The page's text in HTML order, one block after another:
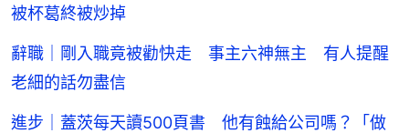
被杯葛終被炒掉
辭職｜剛入職竟被勸快走 事主六神無主 有人提醒
老細的話勿盡信
進步｜蓋茨每天讀500頁書 他有蝕給公司嗎？「做